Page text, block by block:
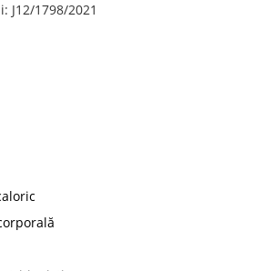
J12/1798/2021